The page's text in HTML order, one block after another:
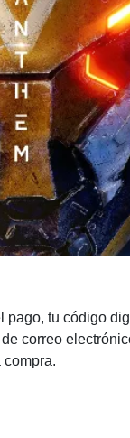
pago, tu código
correo